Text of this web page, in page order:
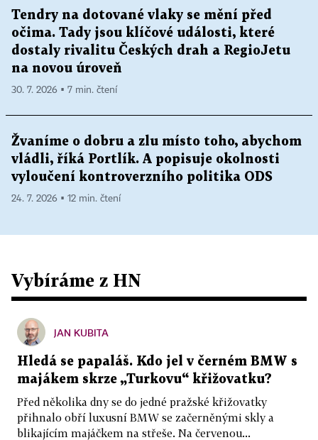
Tendry na dotované vlaky se mění před
očima. Tady jsou klíčové události, které
dostaly rivalitu Českých drah a RegioJetu
na novou úroveň
30. 7. 2026 ▪ 7 min. čtení
Žvaníme o dobru a zlu místo toho, abychom
vládli, říká Portlík. A popisuje okolnosti
vyloučení kontroverzního politika ODS
24. 7. 2026 ▪ 12 min. čtení
Vybíráme z HN
JAN KUBITA
Hledá se papaláš. Kdo jel v černém BMW s
majákem skrze „Turkovu“ křižovatku?
Před několika dny se do jedné pražské křižovatky
přihnalo obří luxusní BMW se začerněnými skly a
blikajícím majáčkem na střeše. Na červenou...